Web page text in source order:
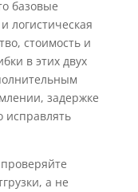
базовые
логистическая
стоимость и
в этих двух
задержке
исправлять
а не